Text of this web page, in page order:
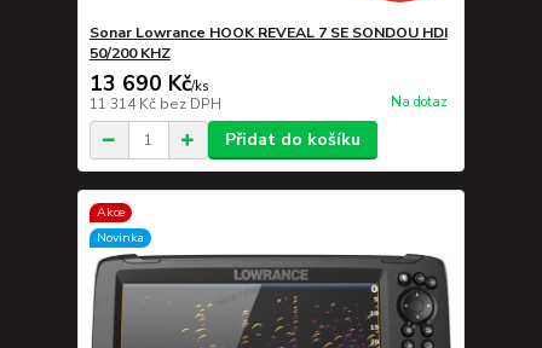
Sonar Lowrance HOOK REVEAL 7 SE SONDOU HDI
50/200 KHZ
13 690 Kč/ks
11 314 Kč bez DPH Na dotaz
Přidat do košíku
Akce
Novinka